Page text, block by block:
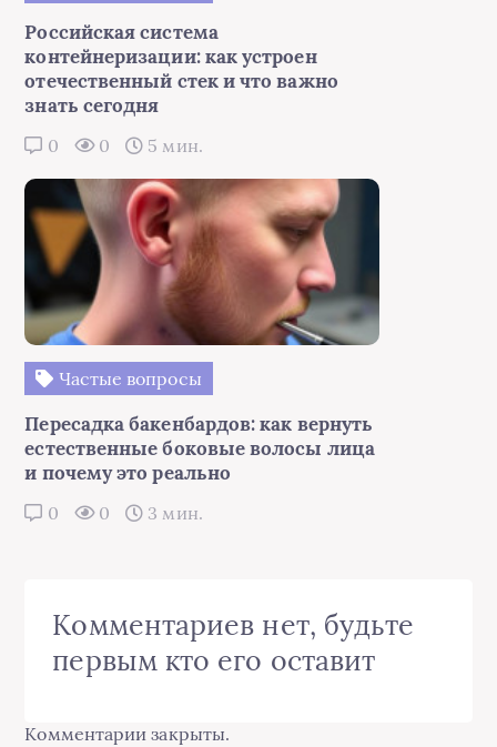
Российская система
контейнеризации: как устроен
отечественный стек и что важно
знать сегодня
0 0 5 мин.
Частые вопросы
Пересадка бакенбардов: как вернуть
естественные боковые волосы лица
и почему это реально
0 0 3 мин.
Комментариев нет, будьте
первым кто его оставит
Комментарии закрыты.